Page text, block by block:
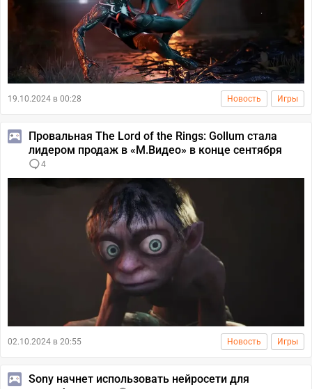
19.10.2024 в 00:28 Новость Игры
Провальная The Lord of the Rings: Gollum стала
лидером продаж в «М.Видео» в конце сентября
4
02.10.2024 в 20:55 Новость Игры
Sony начнет использовать нейросети для